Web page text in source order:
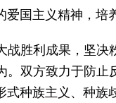
爱国主义精神，
战胜利成果，坚
。双方致力于防
式种族主义、种族